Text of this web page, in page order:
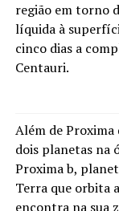
região em torno
líquida à
cinco dias a
Centauri.
Além de Proxima
dois planetas na
Proxima b,
Terra que orbita
encontra na sua